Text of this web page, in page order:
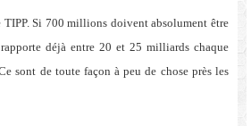
TIPP. Si 700 millions doivent absolument être
déjà entre 20 et 25 milliards chaque
sont de toute façon à peu de chose près les